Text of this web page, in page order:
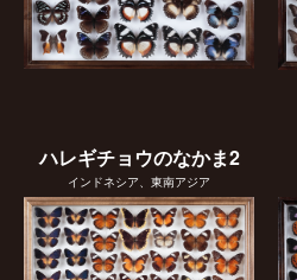
ハレギチョウのなかま2
インドネシア、東南アジア